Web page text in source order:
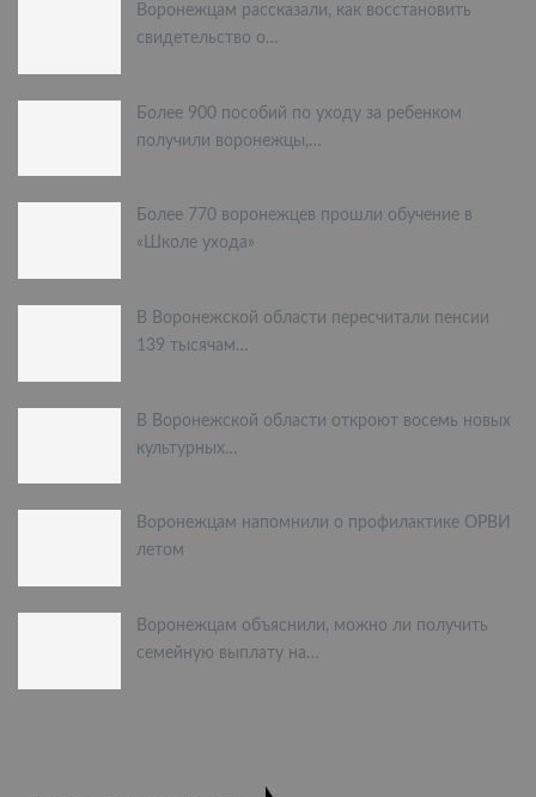
Воронежцам рассказали, как восстановить
свидетельство о…
Более 900 пособий по уходу за ребенком
получили воронежцы,…
Более 770 воронежцев прошли обучение в
«Школе ухода»
В Воронежской области пересчитали пенсии
139 тысячам…
В Воронежской области откроют восемь новых
культурных…
Воронежцам напомнили о профилактике ОРВИ
летом
Воронежцам объяснили, можно ли получить
семейную выплату на…